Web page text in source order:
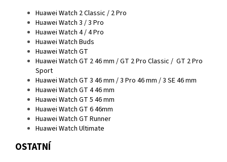
Huawei Watch 2 Classic / 2 Pro
Huawei Watch 3 / 3 Pro
Huawei Watch 4 / 4 Pro
Huawei Watch Buds
Huawei Watch GT
Huawei Watch GT 2 46 mm / GT 2 Pro Classic / GT 2 Pro
Sport
Huawei Watch GT 3 46 mm / 3 Pro 46 mm / 3 SE 46 mm
Huawei Watch GT 4 46 mm
Huawei Watch GT 5 46 mm
Huawei Watch GT 6 46mm
Huawei Watch GT Runner
Huawei Watch Ultimate
OSTATNÍ